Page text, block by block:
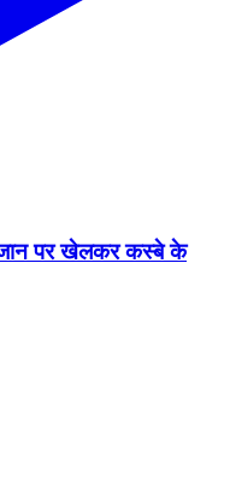
जान पर खेलकर कस्बे के